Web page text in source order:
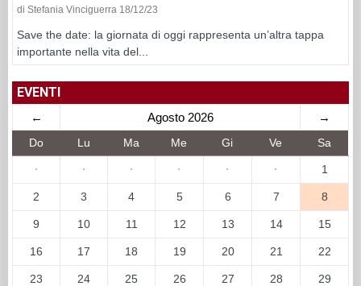
di Stefania Vinciguerra 18/12/23
Save the date: la giornata di oggi rappresenta un’altra tappa
importante nella vita del...
EVENTI
← Agosto 2026 →
Do Lu Ma Me Gi Ve Sa
· · · · · · 1
2 3 4 5 6 7 8
9 10 11 12 13 14 15
16 17 18 19 20 21 22
23 24 25 26 27 28 29